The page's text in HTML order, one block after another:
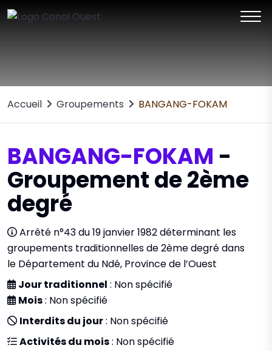
Accueil Groupements BANGANG-FOKAM
BANGANG-FOKAM -
Groupement de 2ème
degré
Arrêté n°43 du 19 janvier 1982 déterminant les
groupements traditionnelles de 2ème degré dans
le Département du Ndé, Province de l’Ouest
Jour traditionnel : Non spécifié
Mois: Non spécifié
Interdits du jour: Non spécifié
Activités du mois: Non spécifié